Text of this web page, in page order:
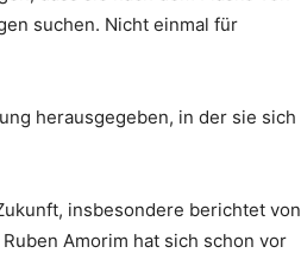
suchen. Nicht einmal für
herausgegeben, in der sie sich
insbesondere berichtet von
Amorim hat sich schon vor